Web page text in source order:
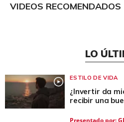
VIDEOS RECOMENDADOS
LO
ESTILO DE VIDA
¿Invertir da
recibir una
Presentado por: